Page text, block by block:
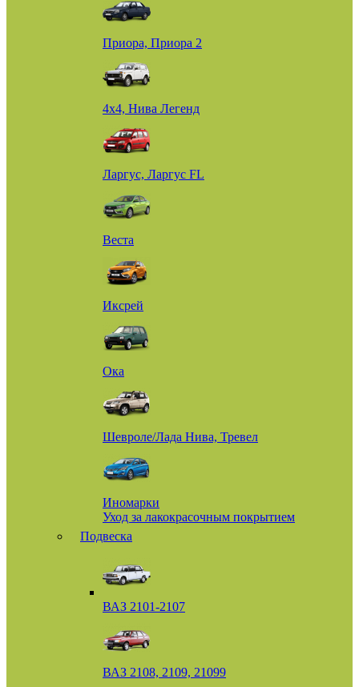
Приора, Приора 2
4х4, Нива Легенд
Ларгус, Ларгус FL
Веста
Иксрей
Ока
Шевроле/Лада Нива, Тревел
Иномарки
Уход за лакокрасочным покрытием
Подвеска
ВАЗ 2101-2107
ВАЗ 2108, 2109, 21099